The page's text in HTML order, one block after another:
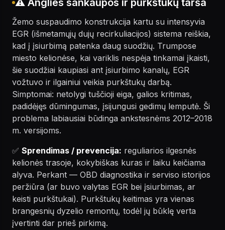
⚠️ Anglies sankaupos ir purkštukų tarša
Žemo suspaudimo konstrukcija kartu su intensyvia
EGR (išmetamųjų dujų recirkuliacijos) sistema reiškia,
kad į įsiurbimą patenka daug suodžių. Trumpose
miesto kelionėse, kai variklis nespėja tinkamai įkaisti,
šie suodžiai kaupiasi ant įsiurbimo kanalų, EGR
vožtuvo ir ilgainiui veikia purkštukų darbą.
Simptomai: netolygi tuščioji eiga, galios kritimas,
padidėjęs dūmingumas, įsijungusi gedimų lemputė. Ši
problema labiausiai būdinga ankstesnėms 2012–2018
m. versijoms.
✅ Sprendimas / prevencija: reguliarios ilgesnės
kelionės trasoje, kokybiškas kuras ir laiku keičiama
alyva. Perkant — OBD diagnostika ir serviso istorijos
peržiūra (ar buvo valytas EGR bei įsiurbimas, ar
keisti purkštukai). Purkštukų keitimas yra vienas
brangesnių dyzelio remontų, todėl jų būklę verta
įvertinti dar prieš pirkimą.